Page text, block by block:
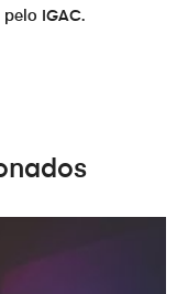
IGAC.